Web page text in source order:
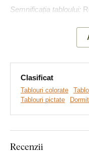
Semnificația tabloului:
culoare evidențiază
Clasificat
Tablouri colorate
Tablouri pictate
Recenzii